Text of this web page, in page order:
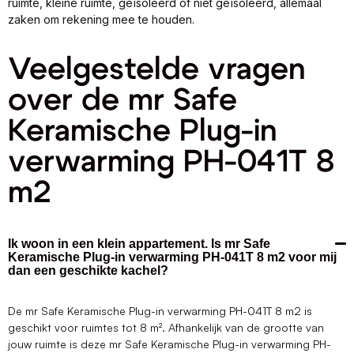
zaken om rekening mee te houden.
Veelgestelde vragen
over de mr Safe
Keramische Plug-in
verwarming PH-041T 8
m2
Ik woon in een klein appartement. Is mr Safe
Keramische Plug-in verwarming PH-041T 8 m2 voor mij
dan een geschikte kachel?
De mr Safe Keramische Plug-in verwarming PH-041T 8 m2 is
geschikt voor ruimtes tot 8 m². Afhankelijk van de grootte van
jouw ruimte is deze mr Safe Keramische Plug-in verwarming PH-